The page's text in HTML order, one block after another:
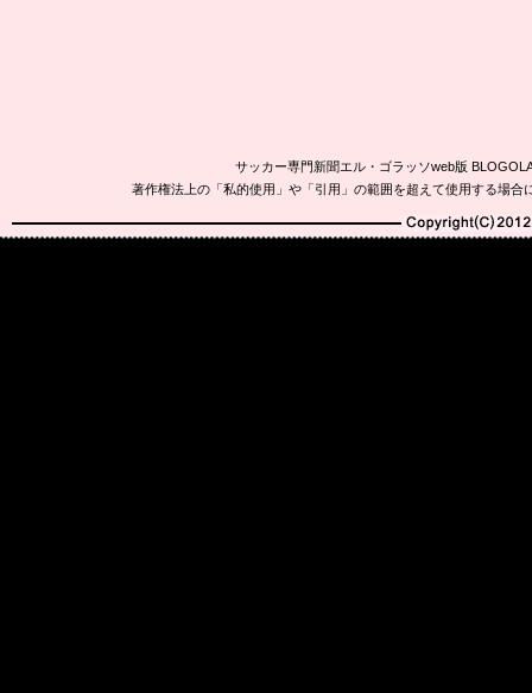
サッカー専門新聞エル・ゴラッソweb版
著作権法上の「私的使用」や「引用」の範囲を超えて使用する場
Copyright(C)2010-